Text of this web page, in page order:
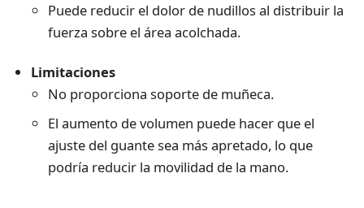
Puede reducir el dolor de nudillos al distribuir la
fuerza sobre el área acolchada.
Limitaciones
No proporciona soporte de muñeca.
El aumento de volumen puede hacer que el
ajuste del guante sea más apretado, lo que
podría reducir la movilidad de la mano.